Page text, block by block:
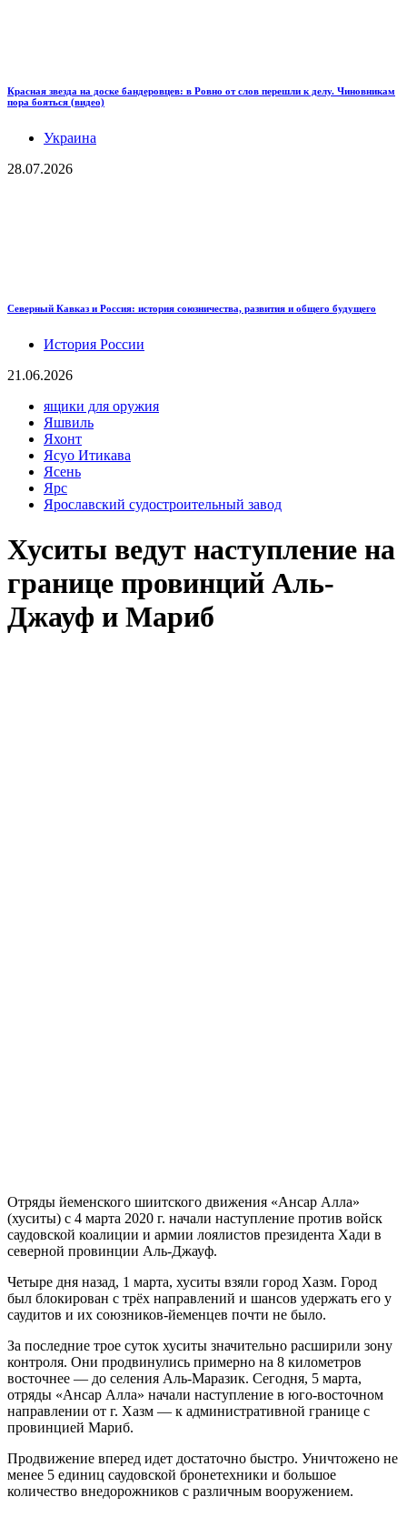
Красная звезда на доске бандеровцев: в Ровно от слов перешли к делу. Чиновникам
пора бояться (видео)
Украина
28.07.2026
Северный Кавказ и Россия: история союзничества, развития и общего будущего
История России
21.06.2026
ящики для оружия
Яшвиль
Яхонт
Ясуо Итикава
Ясень
Ярс
Ярославский судостроительный завод
Хуситы ведут наступление на
границе провинций Аль-
Джауф и Мариб
Отряды йеменского шиитского движения «Ансар Алла»
(хуситы) с 4 марта 2020 г. начали наступление против войск
саудовской коалиции и армии лоялистов президента Хади в
северной провинции Аль-Джауф.
Четыре дня назад, 1 марта, хуситы взяли город Хазм. Город
был блокирован с трёх направлений и шансов удержать его у
саудитов и их союзников-йеменцев почти не было.
За последние трое суток хуситы значительно расширили зону
контроля. Они продвинулись примерно на 8 километров
восточнее — до селения Аль-Маразик. Сегодня, 5 марта,
отряды «Ансар Алла» начали наступление в юго-восточном
направлении от г. Хазм — к административной границе с
провинцией Мариб.
Продвижение вперед идет достаточно быстро. Уничтожено не
менее 5 единиц саудовской бронетехники и большое
количество внедорожников с различным вооружением.